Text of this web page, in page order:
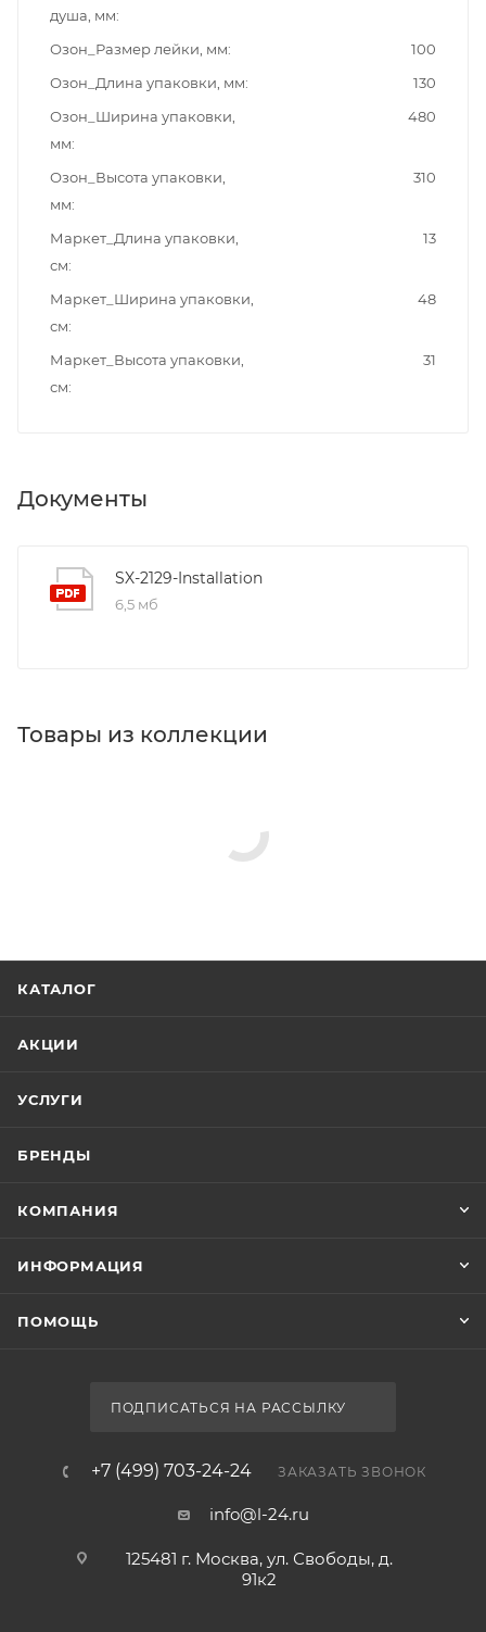
душа, мм
Озон_Размер лейки, мм
100
Озон_Длина упаковки, мм
130
Озон_Ширина упаковки,
мм
480
Озон_Высота упаковки,
мм
310
Маркет_Длина упаковки,
см
13
Маркет_Ширина упаковки,
см
48
Маркет_Высота упаковки,
см
31
Документы
SX-2129-Installation
6,5 мб
Товары из коллекции
КАТАЛОГ
АКЦИИ
УСЛУГИ
БРЕНДЫ
КОМПАНИЯ
ИНФОРМАЦИЯ
ПОМОЩЬ
ПОДПИСАТЬСЯ НА РАССЫЛКУ
+7 (499) 703-24-24 ЗАКАЗАТЬ ЗВОНОК
info@l-24.ru
125481 г. Москва, ул. Свободы, д.
91к2